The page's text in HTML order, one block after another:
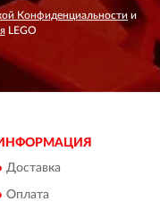
Конфиденциальности и
LEGO
Доставка
Оплата